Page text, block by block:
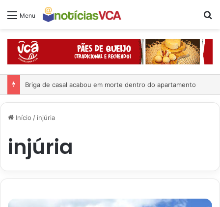
Menu
Briga de casal acabou em morte dentro do apartamento
Início / injúria
injúria